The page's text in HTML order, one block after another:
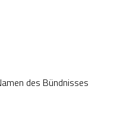
des Bündnisses